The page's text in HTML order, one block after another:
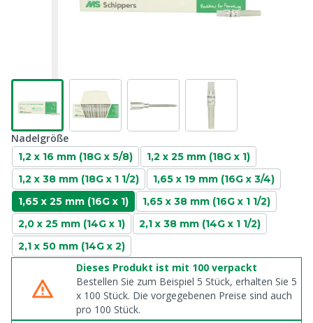
Nadelgröße
1,2 x 16 mm (18G x 5/8)
1,2 x 25 mm (18G x 1)
1,2 x 38 mm (18G x 1 1/2)
1,65 x 19 mm (16G x 3/4)
1,65 x 25 mm (16G x 1)
1,65 x 38 mm (16G x 1 1/2)
2,0 x 25 mm (14G x 1)
2,1 x 38 mm (14G x 1 1/2)
2,1 x 50 mm (14G x 2)
Dieses Produkt ist mit 100 verpackt
Bestellen Sie zum Beispiel 5 Stück, erhalten Sie 5
x 100 Stück. Die vorgegebenen Preise sind auch
pro 100 Stück.